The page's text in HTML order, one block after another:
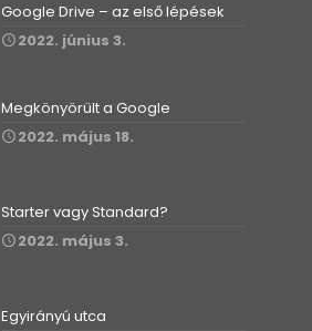
Google Drive – az első lépések
2022. június 3.
Megkönyörült a Google
2022. május 18.
Starter vagy Standard?
2022. május 3.
Egyirányú utca